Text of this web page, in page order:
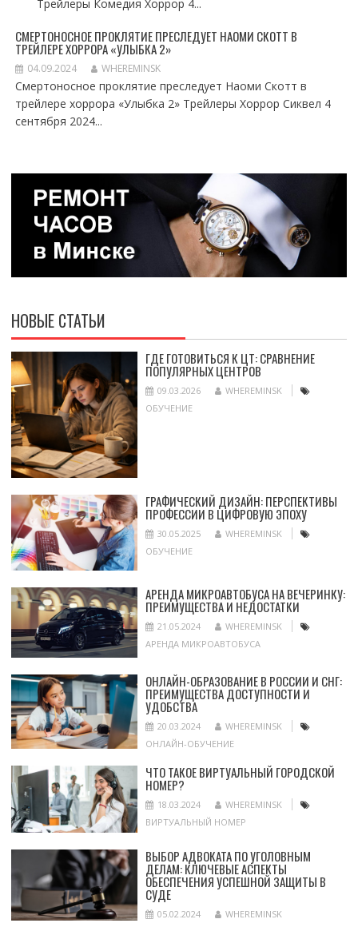
Трейлеры Комедия Хоррор 4...
СМЕРТОНОСНОЕ ПРОКЛЯТИЕ ПРЕСЛЕДУЕТ НАОМИ СКОТТ В
ТРЕЙЛЕРЕ ХОРРОРА «УЛЫБКА 2»
04.09.2024 WHEREMINSK
Смертоносное проклятие преследует Наоми Скотт в
трейлере хоррора «Улыбка 2» Трейлеры Хоррор Сиквел 4
сентября 2024...
НОВЫЕ СТАТЬИ
ГДЕ ГОТОВИТЬСЯ К ЦТ: СРАВНЕНИЕ
ПОПУЛЯРНЫХ ЦЕНТРОВ
09.03.2026
WHEREMINSK
ОБУЧЕНИЕ
ГРАФИЧЕСКИЙ ДИЗАЙН: ПЕРСПЕКТИВЫ
ПРОФЕССИИ В ЦИФРОВУЮ ЭПОХУ
30.05.2025
WHEREMINSK
ОБУЧЕНИЕ
АРЕНДА МИКРОАВТОБУСА НА ВЕЧЕРИНКУ:
ПРЕИМУЩЕСТВА И НЕДОСТАТКИ
21.05.2024
WHEREMINSK
АРЕНДА МИКРОАВТОБУСА
ОНЛАЙН-ОБРАЗОВАНИЕ В РОССИИ И СНГ:
ПРЕИМУЩЕСТВА ДОСТУПНОСТИ И
УДОБСТВА
20.03.2024
WHEREMINSK
ОНЛАЙН-ОБУЧЕНИЕ
ЧТО ТАКОЕ ВИРТУАЛЬНЫЙ ГОРОДСКОЙ
НОМЕР?
18.03.2024
WHEREMINSK
ВИРТУАЛЬНЫЙ НОМЕР
ВЫБОР АДВОКАТА ПО УГОЛОВНЫМ
ДЕЛАМ: КЛЮЧЕВЫЕ АСПЕКТЫ
ОБЕСПЕЧЕНИЯ УСПЕШНОЙ ЗАЩИТЫ В
СУДЕ
05.02.2024 WHEREMINSK